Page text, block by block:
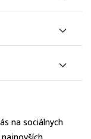
na sociálnych